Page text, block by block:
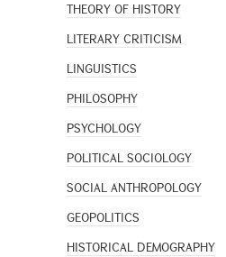
THEORY OF HISTORY
LITERARY CRITICISM
LINGUISTICS
PHILOSOPHY
PSYCHOLOGY
POLITICAL SOCIOLOGY
SOCIAL ANTHROPOLOGY
GEOPOLITICS
HISTORICAL DEMOGRAPHY